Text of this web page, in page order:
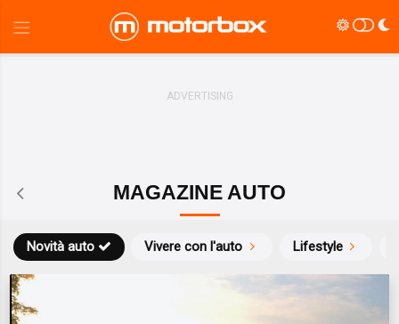
MAGAZINE AUTO
Novità auto Vivere con l'auto Lifestyle